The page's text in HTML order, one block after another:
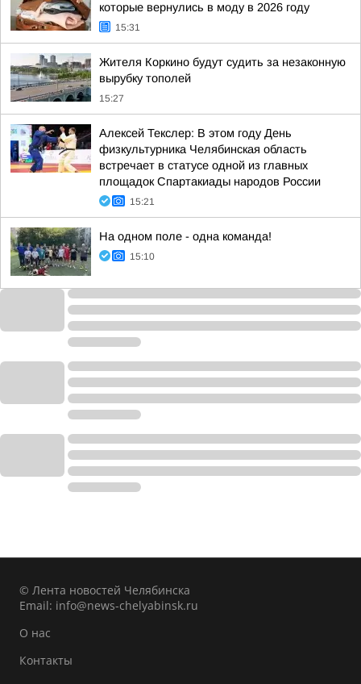
которые вернулись в моду в 2026 году
15:31
Жителя Коркино будут судить за незаконную
вырубку тополей
15:27
Алексей Текслер: В этом году День
физкультурника Челябинская область
встречает в статусе одной из главных
площадок Спартакиады народов России
15:21
На одном поле - одна команда!
15:10
© Лента новостей Челябинска
Email: info@news-chelyabinsk.ru
О нас
Контакты